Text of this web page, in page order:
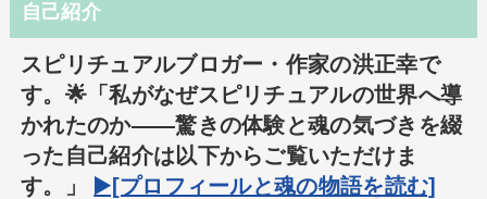
自己紹介
スピリチュアルブロガー・作家の洪正幸で
す。🌟「私がなぜスピリチュアルの世界へ導
かれたのか――驚きの体験と魂の気づきを綴
った自己紹介は以下からご覧いただけま
す。」
▶️[プロフィールと魂の物語を読む]